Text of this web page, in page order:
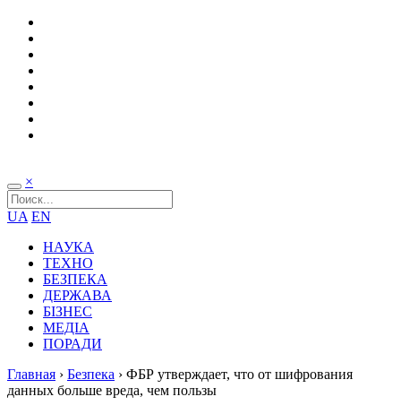
×
UA EN
НАУКА
ТЕХНО
БЕЗПЕКА
ДЕРЖАВА
БІЗНЕС
МЕДІА
ПОРАДИ
Главная › Безпека › ФБР утверждает, что от шифрования
данных больше вреда, чем пользы